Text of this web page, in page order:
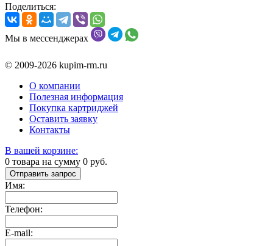
Поделиться:
Мы в мессенджерах
© 2009-2026 kupim-rm.ru
О компании
Полезная информация
Покупка картриджей
Оставить заявку
Контакты
В вашей корзине:
0 товара на сумму 0 руб.
Отправить запрос
Имя:
Телефон:
E-mail: